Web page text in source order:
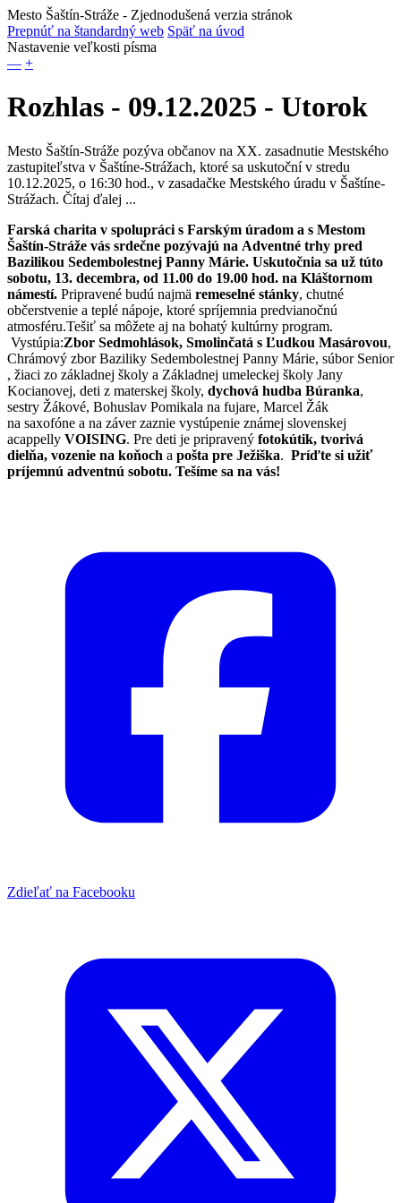
Mesto Šaštín-Stráže - Zjednodušená verzia stránok
Prepnúť na štandardný web Späť na úvod
Nastavenie veľkosti písma
— +
Rozhlas - 09.12.2025 - Utorok
Mesto Šaštín-Stráže pozýva občanov na XX. zasadnutie Mestského
zastupiteľstva v Šaštíne-Strážach, ktoré sa uskutoční v stredu
10.12.2025, o 16:30 hod., v zasadačke Mestského úradu v Šaštíne-
Strážach. Čítaj ďalej ...
Farská charita v spolupráci s Farským úradom a s Mestom
Šaštín-Stráže vás srdečne pozývajú na Adventné trhy pred
Bazilikou Sedembolestnej Panny Márie. Uskutočnia sa už túto
sobotu, 13. decembra, od 11.00 do 19.00 hod. na Kláštornom
námestí. Pripravené budú najmä remeselné stánky, chutné
občerstvenie a teplé nápoje, ktoré spríjemnia predvianočnú
atmosféru.Tešiť sa môžete aj na bohatý kultúrny program.
Vystúpia:Zbor Sedmohlások, Smolinčatá s Ľudkou Masárovou,
Chrámový zbor Baziliky Sedembolestnej Panny Márie, súbor Senior
, žiaci zo základnej školy a Základnej umeleckej školy Jany
Kocianovej, deti z materskej školy, dychová hudba Búranka,
sestry Žákové, Bohuslav Pomikala na fujare, Marcel Žák
na saxofóne a na záver zaznie vystúpenie známej slovenskej
acappelly VOISING. Pre deti je pripravený fotokútik, tvorivá
dielňa, vozenie na koňoch a pošta pre Ježiška. Príďte si užiť
príjemnú adventnú sobotu. Tešíme sa na vás!
Zdieľať na Facebooku